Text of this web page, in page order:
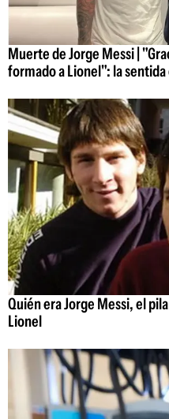
Muerte de Jorge Messi |
formado a Lionel": la
Quién era Jorge Messi, el
Lionel